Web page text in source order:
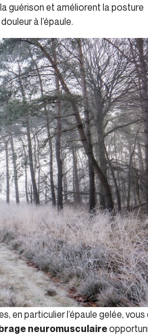
guérison et améliorent la posture
à l’épaule.
en particulier l’épaule gelée, vous
neuromusculaire